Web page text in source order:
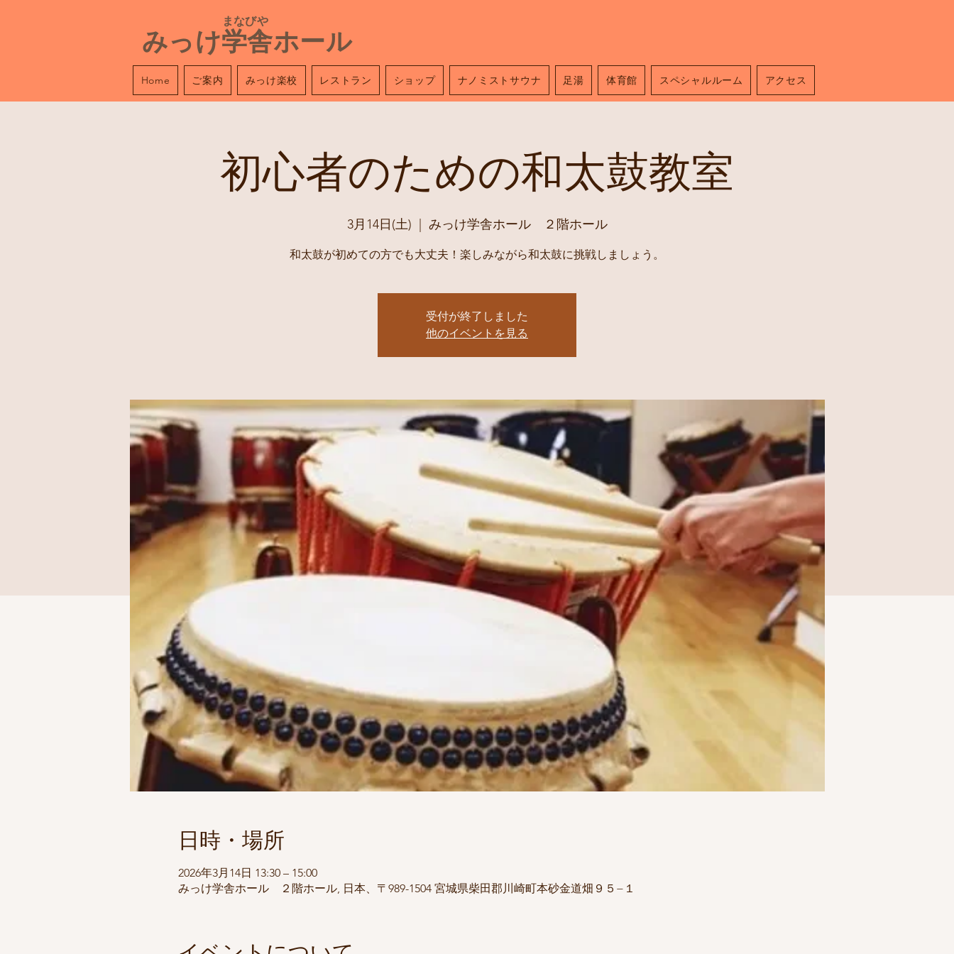
​ まなびや
みっけ学舎ホール
Home ご案内 みっけ楽校 レストラン ショップ ナノミストサウナ 足湯 体育館 スペシャルルーム アクセス
初心者のための和太鼓教室
3月14日(土) みっけ学舎ホール ２階ホール
受付が終了しました
他のイベントを見る
日時・場所
2026年3月14日 13:30 – 15:00
みっけ学舎ホール ２階ホール, 日本、〒989-1504 宮城県柴田郡川崎町本砂金道畑９５−１